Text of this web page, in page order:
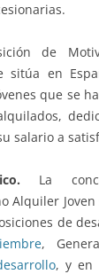
de
sitúa en
que se
salario a
La
Alquiler
de
,
, y en